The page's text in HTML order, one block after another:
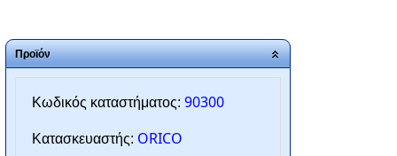
Προϊόν
Κωδικός καταστήματος: 90300
Κατασκευαστής: ORICO